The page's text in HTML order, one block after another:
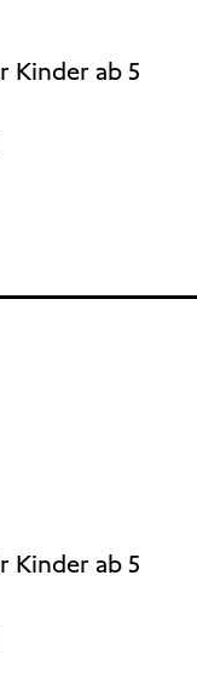
Kinder ab 5
Kinder ab 5